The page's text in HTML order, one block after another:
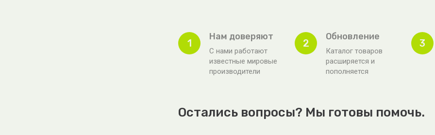
1
Нам доверяют
С нами работают
известные мировые
производители
2
Обновление
Каталог товаров
расширяется и
пополняется
3
Остались вопросы? Мы готовы помочь.